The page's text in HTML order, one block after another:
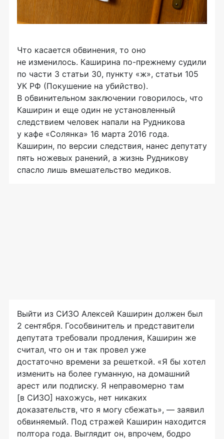
Что касается обвинения, то оно
не изменилось. Каширина по-прежнему судили
по части 3 статьи 30, пункту «ж», статьи 105
УК РФ (Покушение на убийство).
В обвинительном заключении говорилось, что
Каширин и еще один не установленный
следствием человек напали на Рудникова
у кафе «Солянка» 16 марта 2016 года.
Каширин, по версии следствия, нанес депутату
пять ножевых ранений, а жизнь Рудникову
спасло лишь вмешательство медиков.
Выйти из СИЗО Алексей Каширин должен был
2 сентября. Гособвинитель и представители
депутата требовали продления, Каширин же
считал, что он и так провел уже
достаточно времени за решеткой. «Я бы хотел
изменить на более гуманную, на домашний
арест или подписку. Я неправомерно там
[в СИЗО] нахожусь, нет никаких
доказательств, что я могу сбежать», — заявил
обвиняемый. Под стражей Каширин находится
полтора года. Выглядит он, впрочем, бодро